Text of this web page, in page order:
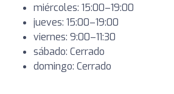
miércoles: 15:00–19:00
jueves: 15:00–19:00
viernes: 9:00–11:30
sábado: Cerrado
domingo: Cerrado